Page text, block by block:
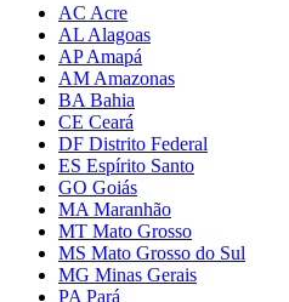
AC Acre
AL Alagoas
AP Amapá
AM Amazonas
BA Bahia
CE Ceará
DF Distrito Federal
ES Espírito Santo
GO Goiás
MA Maranhão
MT Mato Grosso
MS Mato Grosso do Sul
MG Minas Gerais
PA Pará